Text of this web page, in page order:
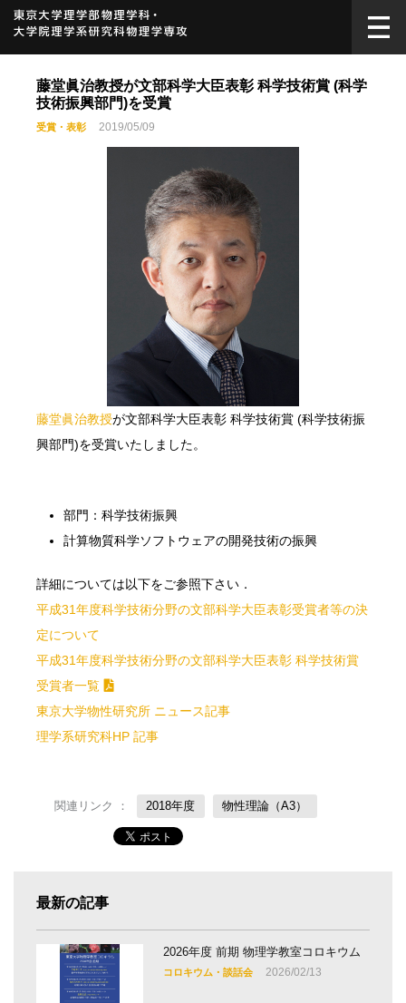
藤堂眞治教授が文部科学大臣表彰 科学技術賞 (科学
技術振興部門)を受賞
受賞・表彰 2019/05/09
藤堂眞治教授が文部科学大臣表彰 科学技術賞 (科学技術振
興部門)を受賞いたしました。
部門：科学技術振興
計算物質科学ソフトウェアの開発技術の振興
詳細については以下をご参照下さい．
平成31年度科学技術分野の文部科学大臣表彰受賞者等の決
定について
平成31年度科学技術分野の文部科学大臣表彰 科学技術賞
受賞者一覧
東京大学物性研究所 ニュース記事
理学系研究科HP 記事
関連リンク ： 2018年度 物性理論（A3）
最新の記事
2026年度 前期 物理学教室コロキウム
コロキウム・談話会 2026/02/13